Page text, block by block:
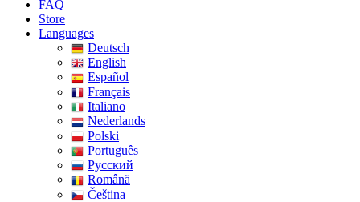
FAQ
Store
Languages
Deutsch
English
Español
Français
Italiano
Nederlands
Polski
Português
Pусский
Română
Čeština